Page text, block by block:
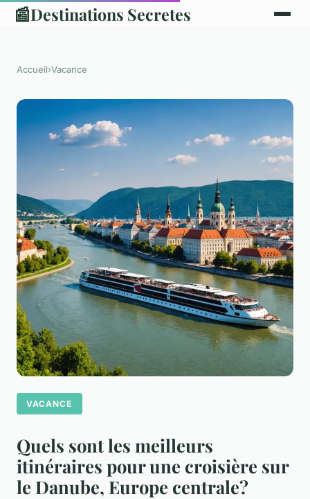
📰Destinations Secretes
Accueil›Vacance
VACANCE
Quels sont les meilleurs
itinéraires pour une croisière sur
le Danube, Europe centrale?